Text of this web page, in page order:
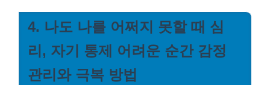
4. 나도 나를 어쩌지 못할 때 심
리, 자기 통제 어려운 순간 감정
관리와 극복 방법